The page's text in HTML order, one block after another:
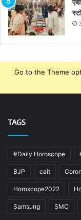
Go to the Theme
TAGS
#Daily Horoscope
BJP cait
Horoscope2022
Samsung SMC